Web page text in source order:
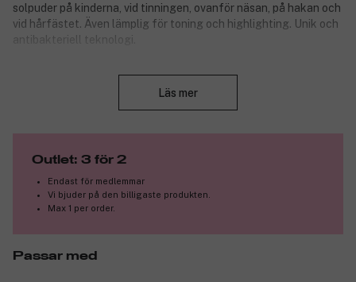
solpuder på kinderna, vid tinningen, ovanför näsan, på hakan och
vid hårfästet. Även lämplig för toning och highlighting. Unik och
antibakteriell teknologi.
Läs mer
Outlet: 3 för 2
Endast för medlemmar
Vi bjuder på den billigaste produkten.
Max 1 per order.
Passar med